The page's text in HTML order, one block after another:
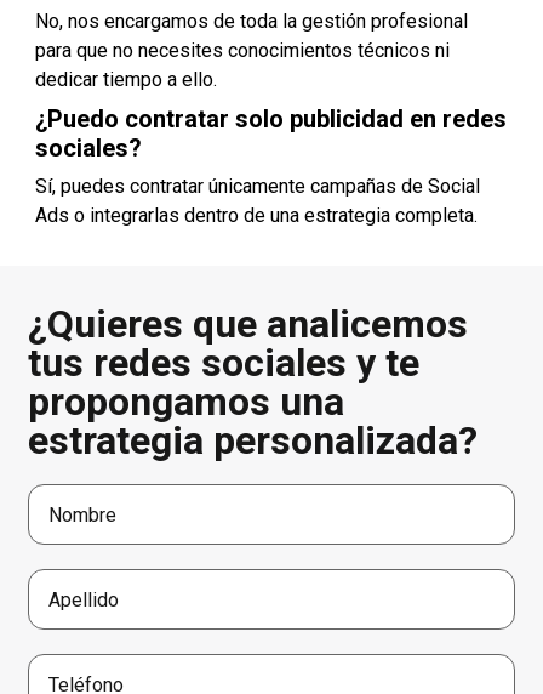
No, nos encargamos de toda la gestión profesional
para que no necesites conocimientos técnicos ni
dedicar tiempo a ello.
¿Puedo contratar solo publicidad en redes
sociales?
Sí, puedes contratar únicamente campañas de Social
Ads o integrarlas dentro de una estrategia completa.
¿Quieres que analicemos
tus redes sociales y te
propongamos una
estrategia personalizada?